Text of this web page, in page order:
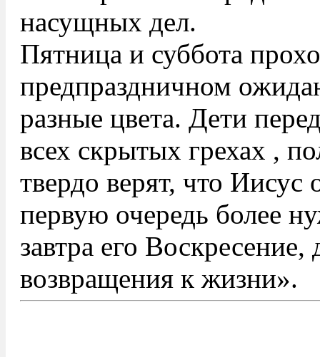
насущных дел.
Пятница и суббота
предпраздничном
разные цвета. Дети
всех скрытых грехах ,
твердо верят, что Иисус
первую очередь более
завтра его Воскресение,
возвращения к жизни».